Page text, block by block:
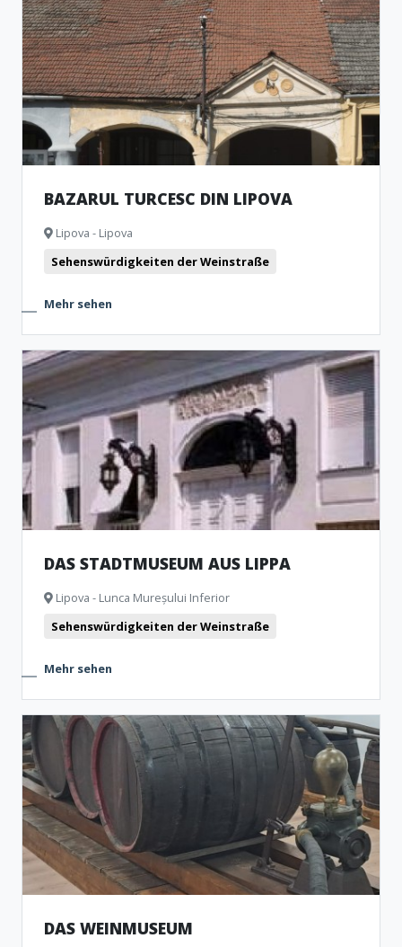
BAZARUL TURCESC DIN LIPOVA
Lipova - Lipova
Sehenswürdigkeiten der Weinstraße
Mehr sehen
DAS STADTMUSEUM AUS LIPPA
Lipova - Lunca Mureșului Inferior
Sehenswürdigkeiten der Weinstraße
Mehr sehen
DAS WEINMUSEUM